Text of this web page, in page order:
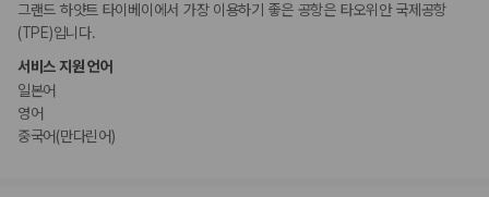
그랜드 하얏트 타이베이에서 가장 이용하기 좋은 공항은 타오위안 국제공항
(TPE)입니다.
서비스 지원 언어
일본어
영어
중국어(만다린어)